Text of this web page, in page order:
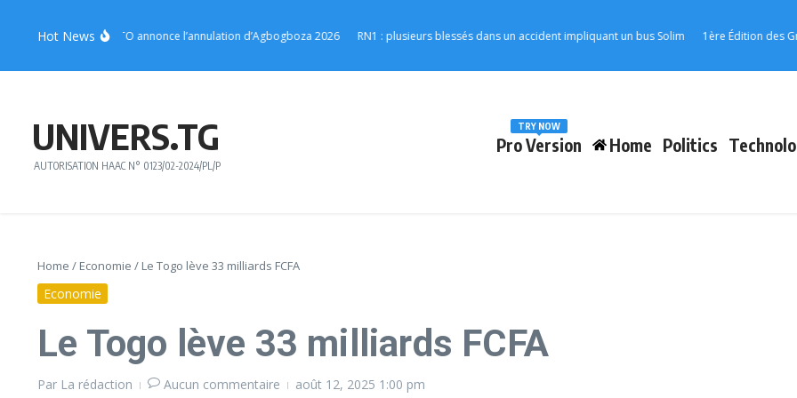
Hot News
: l’Union EWETO annonce l’annulation d’Agbogboza 2026 RN1 : plusieurs blessés dans un accident impliquant un bus Solim 1ère Édition des
UNIVERS.TG
AUTORISATION HAAC N° 0123/02-2024/PL/P
Pro Version
TRY NOW
Home Politics
Home / Economie / Le Togo lève 33 milliards FCFA
Economie
Le Togo lève 33 milliards FCFA
Par La rédaction Aucun commentaire août 12, 2025 1:00 pm